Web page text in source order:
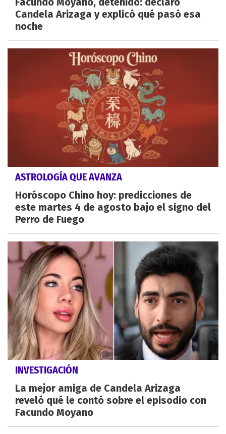
Candela Arizaga y explicó qué pasó esa
noche
ASTROLOGÍA QUE AVANZA
Horóscopo Chino hoy: predicciones de
este martes 4 de agosto bajo el signo del
Perro de Fuego
INVESTIGACIÓN
La mejor amiga de Candela Arizaga
reveló qué le contó sobre el episodio con
Facundo Moyano